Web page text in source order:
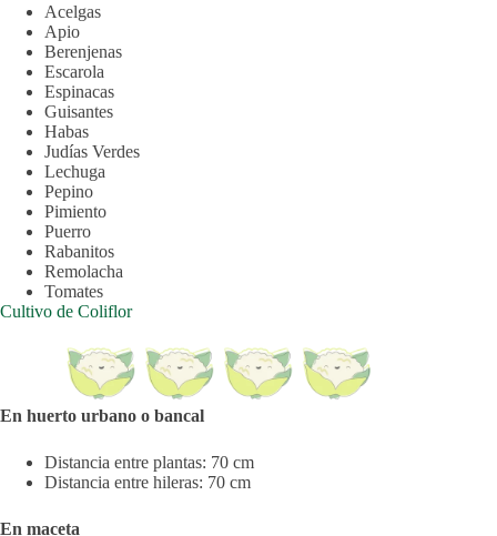
Acelgas
Apio
Berenjenas
Escarola
Espinacas
Guisantes
Habas
Judías Verdes
Lechuga
Pepino
Pimiento
Puerro
Rabanitos
Remolacha
Tomates
Cultivo de Coliflor
En huerto urbano o bancal
Distancia entre plantas: 70 cm
Distancia entre hileras: 70 cm
En maceta